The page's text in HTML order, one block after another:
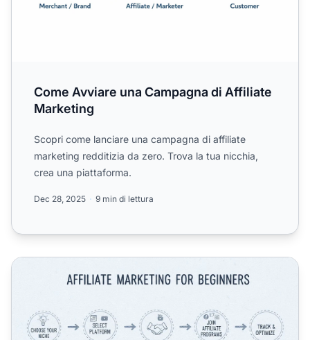
Come Avviare una Campagna di Affiliate
Marketing
Scopri come lanciare una campagna di affiliate
marketing redditizia da zero. Trova la tua nicchia,
crea una piattaforma.
Dec 28, 2025 9 min di lettura
Come Iniziare con l’Affiliate Marketing? Guida Completa